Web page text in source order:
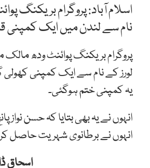
اسلام آباد: پروگرام بریکنگ
نام سے لندن میں ایک کمپنی
یہ کمپنی ختم ہوگئی۔
انہوں نے یہ بھی بتایا کہ حسن
انہوں نے برطانوی شہریت حاصل
اسحاق